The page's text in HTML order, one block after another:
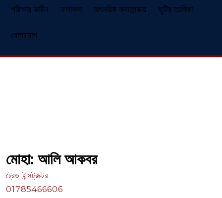
পরীক্ষার রুটিন ফলাফল বাৎসরিক ক্যালেন্ডার ছুটির তালিকা
যোগাযোগ
মোহা: আলি আকবর
ট্রেড ইন্সট্রাক্টর
01785466606